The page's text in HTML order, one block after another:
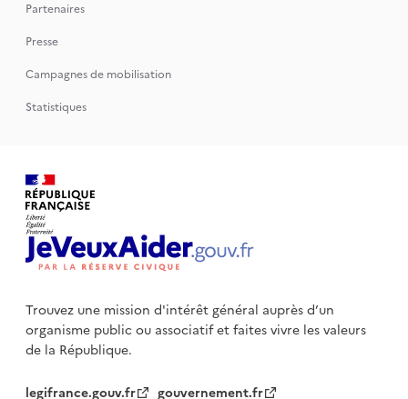
Partenaires
Presse
Campagnes de mobilisation
Statistiques
Trouvez une mission d'intérêt général auprès d’un
organisme publicou associatif et faites vivre les valeurs
de la République.
legifrance.gouv.fr gouvernement.fr